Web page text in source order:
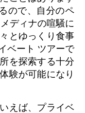
ので、自分のペ
ディナの喧騒に
とゆっくり食事
ベート ツアーで
を探索する十分
験が可能になり
えば、プライベ